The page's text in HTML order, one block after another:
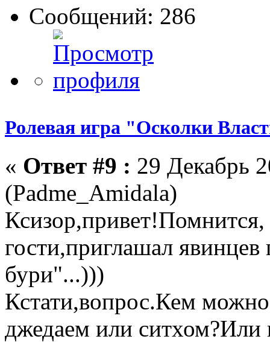
Сообщений: 286
Ролевая игра "Осколки
« Ответ #9 : 29 Декабрь
(Padme_Amidala)
гости,приглашал явинцев
бури"...)))
Кстати,вопрос.Кем
джедаем или